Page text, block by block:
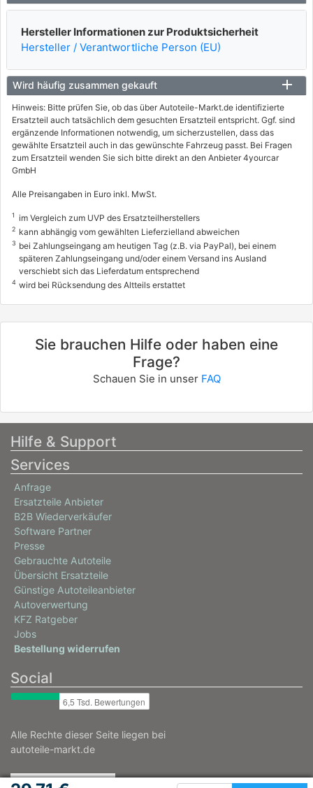
Hersteller Informationen zur Produktsicherheit
Hersteller / Verantwortliche Person (EU)
Wird häufig zusammen gekauft
Hinweis: Bitte prüfen Sie, ob das über Autoteile-Markt.de identifizierte
Ersatzteil auch tatsächlich dem gesuchten Ersatzteil entspricht. Ggf. sind
ergänzende Informationen notwendig, um sicherzustellen, dass das
gewählte Ersatzteil auch in das gewünschte Fahrzeug passt. Bei Fragen
zum Ersatzteil wenden Sie sich bitte direkt an den Anbieter 4yourcar
GmbH
Alle Preisangaben in Euro inkl. MwSt.
1 im Vergleich zum UVP des Ersatzteilherstellers
2 kann abhängig vom gewählten Lieferzielland abweichen
3 bei Zahlungseingang am heutigen Tag (z.B. via PayPal), bei einem
späteren Zahlungseingang und/oder einem Versand ins Ausland
verschiebt sich das Lieferdatum entsprechend
4 wird bei Rücksendung des Altteils erstattet
Sie brauchen Hilfe oder haben eine
Frage?
Schauen Sie in unser FAQ
Hilfe & Support
Services
Anfrage
Ersatzteile Anbieter
B2B Wiederverkäufer
Software Partner
Presse
Gebrauchte Autoteile
Übersicht Ersatzteile
Günstige Autoteileanbieter
Autoverwertung
KFZ Ratgeber
Jobs
Bestellung widerrufen
Social
Alle Rechte dieser Seite liegen bei
autoteile-markt.de